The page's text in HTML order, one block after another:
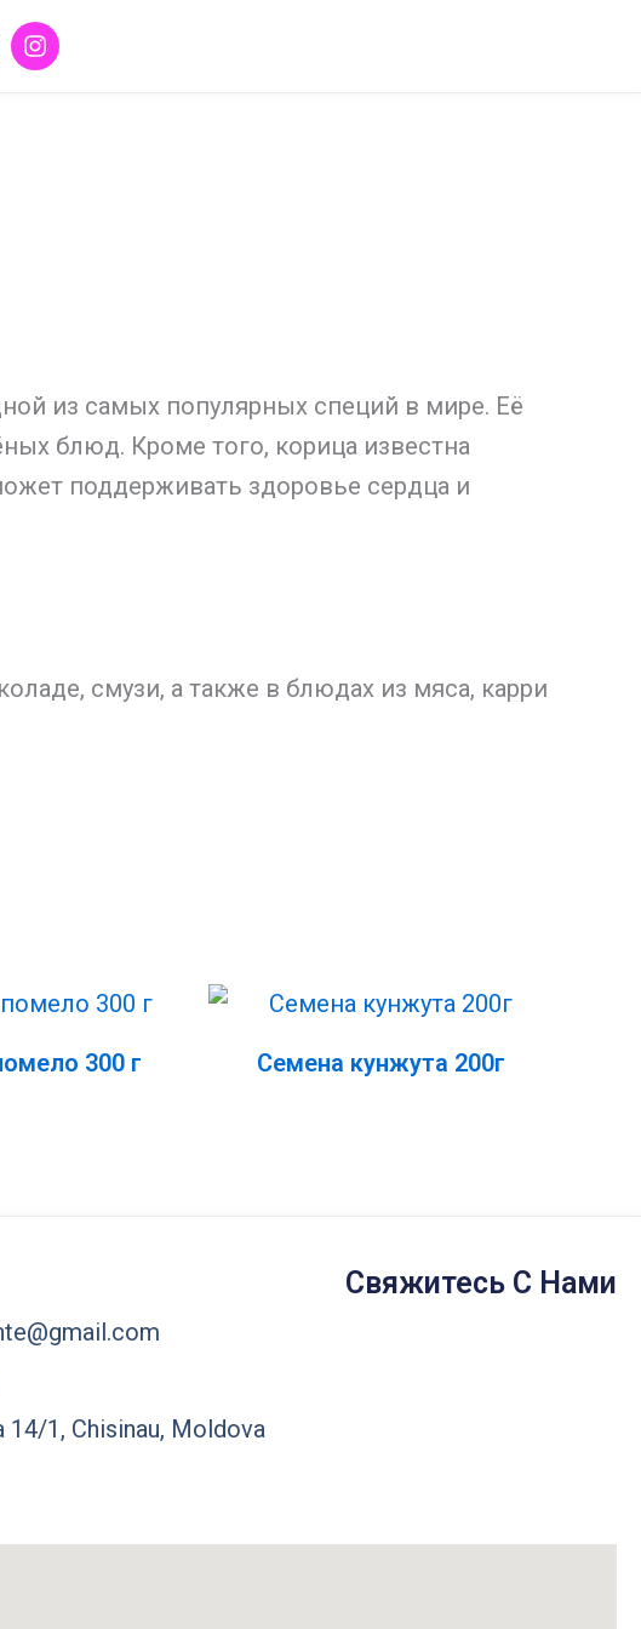
I
n
из самых популярных специй в мире. Её
блюд. Кроме того, корица известна
поддерживать здоровье сердца и
смузи, а также в блюдах из мяса, карри
300 г Семена кунжута 200г
Свяжитесь С Нами
14/1, Chisinau, Moldova